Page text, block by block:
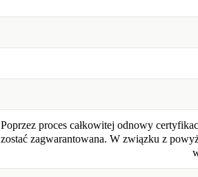
Poprzez proces całkowitej odnowy
zostać zagwarantowana. W związku z